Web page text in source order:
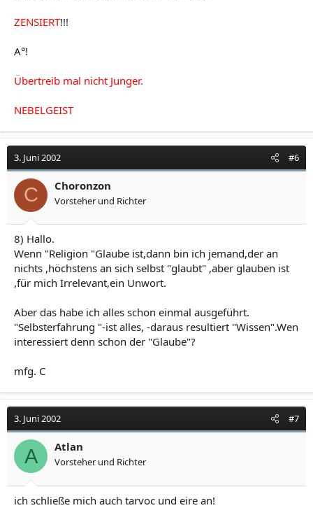
ZENSIERT!!!
A°!
Übertreib mal nicht Junger.
NEBELGEIST
3. Juni 2002 #6
C Choronzon
Vorsteher und Richter
8) Hallo.
Wenn "Religion "Glaube ist,dann bin ich jemand,der an
nichts ,höchstens an sich selbst "glaubt" ,aber glauben ist
,für mich Irrelevant,ein Unwort.
Aber das habe ich alles schon einmal ausgeführt.
"Selbsterfahrung "-ist alles, -daraus resultiert "Wissen".Wen
interessiert denn schon der "Glaube"?
mfg. C
3. Juni 2002 #7
A Atlan
Vorsteher und Richter
ich schließe mich auch tarvoc und eire an!